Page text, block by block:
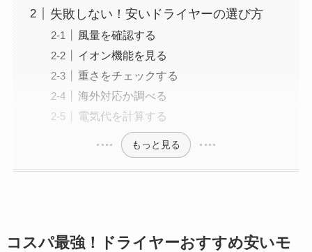
失敗しない！安いドライヤーの選び方
風量を確認する
イオン機能を見る
重さをチェックする
海外対応か調べる
電気代を計算する
もっと見る
コスパ最強！ドライヤーおすすめ安いモ